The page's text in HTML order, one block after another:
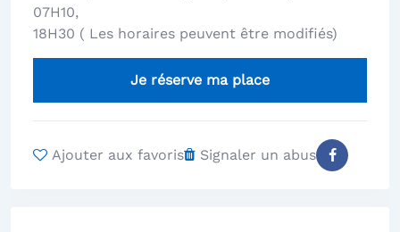
07H10,
18H30 ( Les horaires peuvent être modifiés)
Je réserve ma place
Ajouter aux favoris Signaler un abus